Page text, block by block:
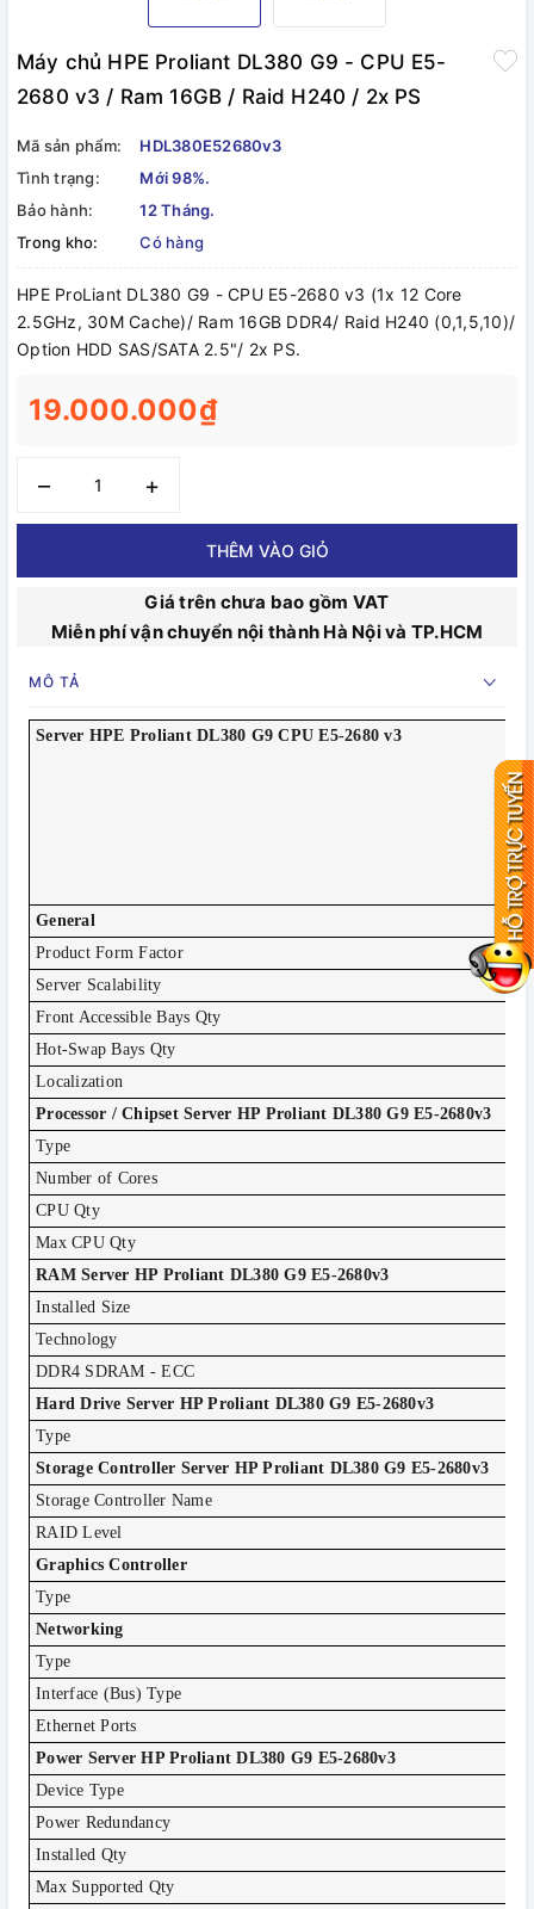
Máy chủ HPE Proliant DL380 G9 - CPU E5-
2680 v3 / Ram 16GB / Raid H240 / 2x PS
Mã sản phẩm:
HDL380E52680v3
Tình trạng:
Mới 98%.
Bảo hành:
12 Tháng.
Trong kho:
Có hàng
HPE ProLiant DL380 G9 - CPU E5-2680 v3 (1x 12 Core
2.5GHz, 30M Cache)/ Ram 16GB DDR4/ Raid H240 (0,1,5,10)/
Option HDD SAS/SATA 2.5"/ 2x PS.
19.000.000₫
– +
THÊM VÀO GIỎ
Giá trên chưa bao gồm VAT
Miễn phí vận chuyển nội thành Hà Nội và TP.HCM
MÔ TẢ
Server HPE Proliant DL380 G9 CPU E5-2680 v3
"
General
Product Form Factor
Server Scalability
2-
Front Accessible Bays Qty
Hot-Swap Bays Qty
Localization
Processor / Chipset Server HP Proliant DL380 G9 E5-2680v3
Type
Number of Cores
CPU Qty
Max CPU Qty
RAM Server HP Proliant DL380 G9 E5-2680v3
Installed Size
Technology
DDR4 SDRAM - ECC
Hard Drive Server HP Proliant DL380 G9 E5-2680v3
Type
Storage Controller Server HP Proliant DL380 G9 E5-2680v3
Storage Controller Name
RAID Level
Graphics Controller
Type
Networking
Type
Interface (Bus) Type
Ethernet Ports
Power Server HP Proliant DL380 G9 E5-2680v3
Device Type
Power Redundancy
Installed Qty
Max Supported Qty